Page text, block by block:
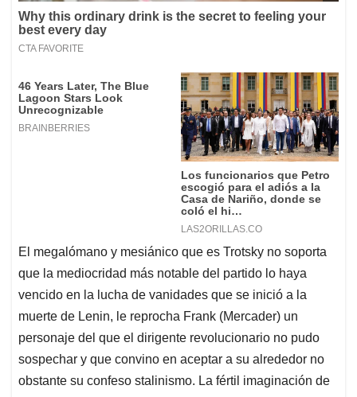
El megalómano y mesiánico que es Trotsky no soporta
que la mediocridad más notable del partido lo haya
vencido en la lucha de vanidades que se inició a la
muerte de Lenin, le reprocha Frank (Mercader) un
personaje del que el dirigente revolucionario no pudo
sospechar y que convino en aceptar a su alrededor no
obstante su confeso stalinismo. La fértil imaginación de